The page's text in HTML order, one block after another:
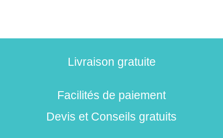
Livraison gratuite
Facilités de paiement
Devis et Conseils gratuits